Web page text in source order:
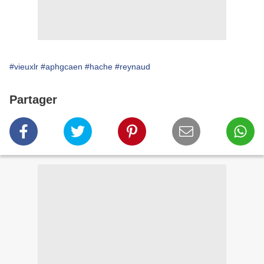
#vieuxlr #aphgcaen #hache #reynaud
Partager